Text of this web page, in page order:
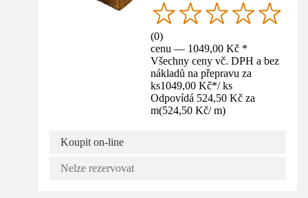
(0)
cenu — 1049,00 Kč *
Všechny ceny vč. DPH a bez
nákladů na přepravu za
ks1049,00 Kč*/ ks
Odpovídá 524,50 Kč za
m(524,50 Kč/ m)
Koupit on-line
Nelze rezervovat